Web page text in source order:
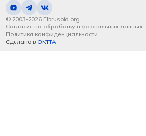
© 2003-2026 Elbrusoid.org
Согласие на обработку персональных данных
Политика конфиденциальности
Сделано в OKTTA